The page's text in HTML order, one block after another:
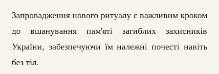
Запровадження нового ритуалу є важливим кроком
до вшанування пам'яті загиблих захисників
України, забезпечуючи їм належні почесті навіть
без тіл.